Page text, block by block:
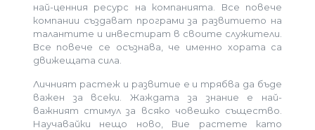
най-ценния ресурс на компанията. Все повече
компании създават програми за развитието на
талантите и инвестират в своите служители.
Все повече се осъзнава, че именно хората са
движещата сила.
Личният растеж и развитие е и трябва да бъде
важен за всеки. Жаждата за знание е най-
важният стимул за всяко човешко същество.
Научавайки нещо ново, Вие растете като